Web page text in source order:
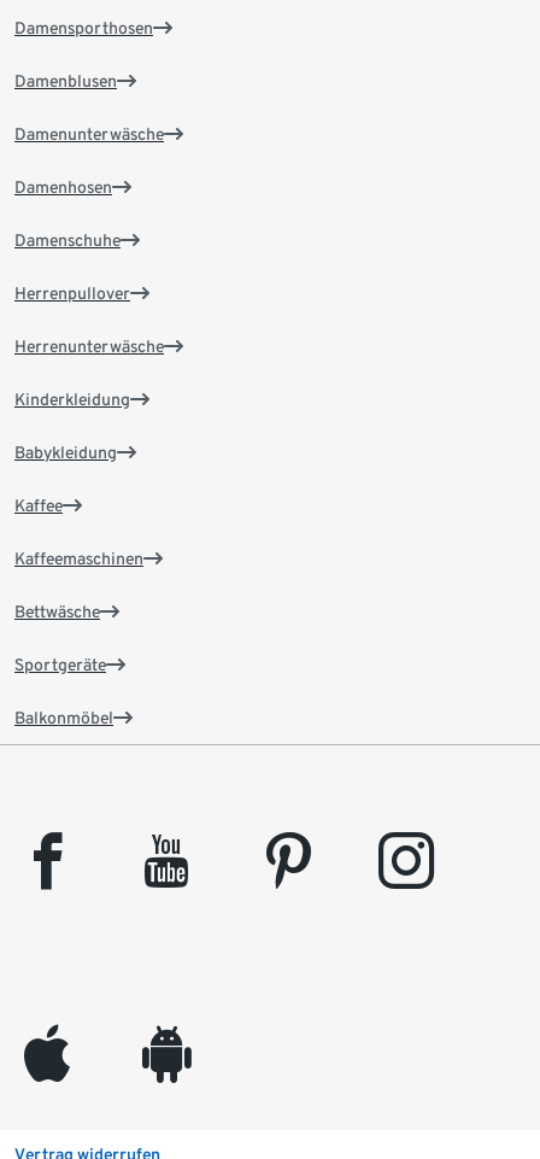
Damensporthosen
Damenblusen
Damenunterwäsche
Damenhosen
Damenschuhe
Herrenpullover
Herrenunterwäsche
Kinderkleidung
Babykleidung
Kaffee
Kaffeemaschinen
Bettwäsche
Sportgeräte
Balkonmöbel
facebook youtube pinterest instagram
appleinc android
Vertrag widerrufen